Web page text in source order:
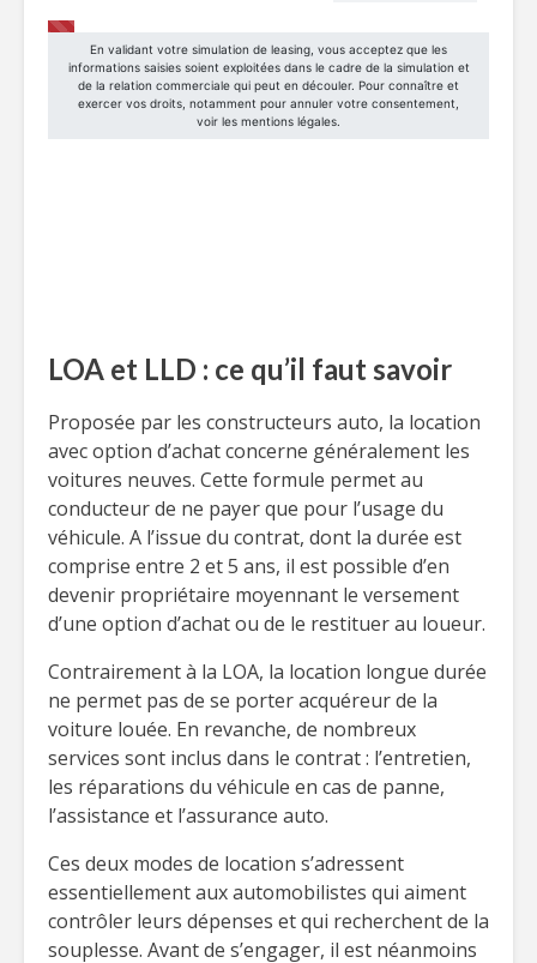
LOA et LLD : ce qu’il faut savoir
Proposée par les constructeurs auto, la location
avec option d’achat concerne généralement les
voitures neuves. Cette formule permet au
conducteur de ne payer que pour l’usage du
véhicule. A l’issue du contrat, dont la durée est
comprise entre 2 et 5 ans, il est possible d’en
devenir propriétaire moyennant le versement
d’une option d’achat ou de le restituer au loueur.
Contrairement à la LOA, la location longue durée
ne permet pas de se porter acquéreur de la
voiture louée. En revanche, de nombreux
services sont inclus dans le contrat : l’entretien,
les réparations du véhicule en cas de panne,
l’assistance et l’assurance auto.
Ces deux modes de location s’adressent
essentiellement aux automobilistes qui aiment
contrôler leurs dépenses et qui recherchent de la
souplesse. Avant de s’engager, il est néanmoins